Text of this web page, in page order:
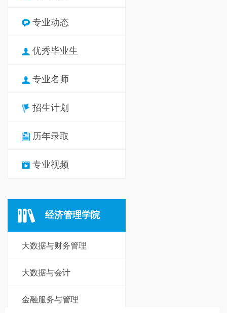
专业动态
优秀毕业生
专业名师
招生计划
历年录取
专业视频
经济管理学院
大数据与财务管理
大数据与会计
金融服务与管理